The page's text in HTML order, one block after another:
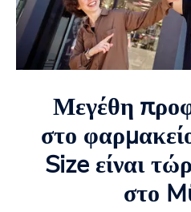
Μεγέθη
στο
Size είναι
στο